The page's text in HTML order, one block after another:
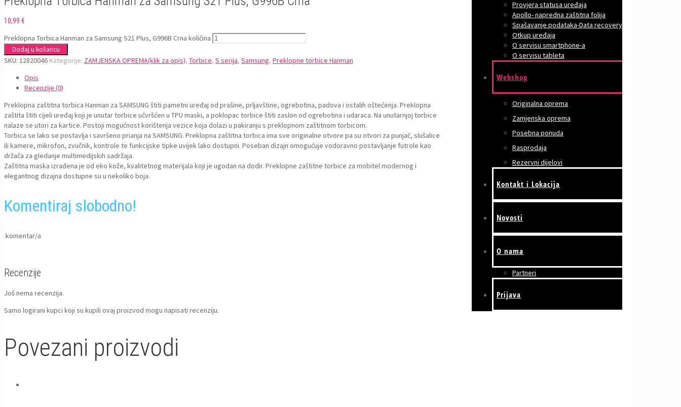
Provjera statusa uređaja
Apollo- napredna zaštitna folija
Spašavanje podataka-Data recovery
Otkup uređaja
O servisu smartphone-a
O servisu tableta
Webshop
Originalna oprema
Zamjenska oprema
Posebna ponuda
Rasprodaja
Rezervni dijelovi
Kontakt i Lokacija
Novosti
O nama
Partneri
Prijava
10,99 €
Preklopna Torbica Hanman za Samsung S21 Plus, G996B Crna količina
Dodaj u košaricu
SKU: 12820046 Kategorije: ZAMJENSKA OPREMA(klik za opis), Torbice, S serija, Samsung, Preklopne torbice Hanman
Opis
Recenzije (0)
Preklopna zaštitna torbica Hanman za SAMSUNG štiti pametni uređaj od prašine, prljavštine, ogrebotina, padova i ostalih oštećenja. Preklopna
zaštita štiti cijeli uređaj koji je unutar torbice učvršćen u TPU maski, a poklopac torbice štiti zaslon od ogrebotina i udaraca. Na unutarnjoj torbice
nalaze se utori za kartice. Postoji mogućnost korištenja vezice koja dolazi u pakiranju s preklopnom zaštitnom torbicom.
Torbica se lako se postavlja i savršeno prianja na SAMSUNG. Preklopna zaštitna torbica ima sve originalne otvore pa su otvori za punjač, slušalice
ili kamere, mikrofon, zvučnik, kontrole te funkcijske tipke uvijek lako dostupni. Poseban dizajn omogućuje vodoravno postavljanje futrole kao
držača za gledanje multimedijskih sadržaja.
Zaštitna maska izrađena je od eko kože, kvalitetnog materijala koji je ugodan na dodir. Preklopne zaštitne torbice za mobitel modernog i
elegantnog dizajna dostupne su u nekoliko boja.
Komentiraj slobodno!
komentar/a
Recenzije
Još nema recenzija.
Samo logirani kupci koji su kupili ovaj proizvod mogu napisati recenziju.
Povezani proizvodi